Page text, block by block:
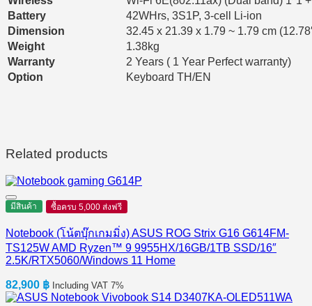
Battery
42WHrs, 3S1P, 3-cell Li-ion
Dimension
32.45 x 21.39 x 1.79 ~ 1.79 cm
Weight
1.38kg
Warranty
2 Years ( 1 Year Perfect warranty)
Option
Keyboard TH/EN
Related products
มีสินค้า ซื้อครบ 5,000 ส่งฟรี
Notebook (โน้ตบุ๊กเกมมิ่ง) ASUS ROG Strix G16 G614FM-
TS125W AMD Ryzen™ 9 9955HX/16GB/1TB SSD/16″
2.5K/RTX5060/Windows 11 Home
82,900 ฿ Including VAT 7%